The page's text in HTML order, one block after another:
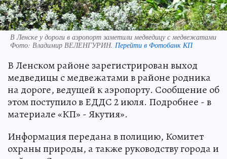
В Ленске у дороги в аэропорт заметили медведицу с медвежатами
Фото: Владимир ВЕЛЕНГУРИН. Перейти в Фотобанк КП
В Ленском районе зарегистрирован выход
медведицы с медвежатами в районе родника
на дороге, ведущей к аэропорту. Сообщение об
этом поступило в ЕДДС 2 июля. Подробнее - в
материале «КП» - Якутия».
Информация передана в полицию, Комитет
охраны природы, а также руководству города и